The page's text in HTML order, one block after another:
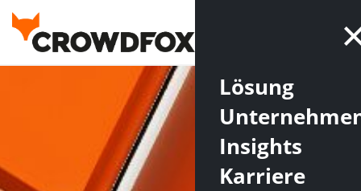
Lösung
Insights
Karriere